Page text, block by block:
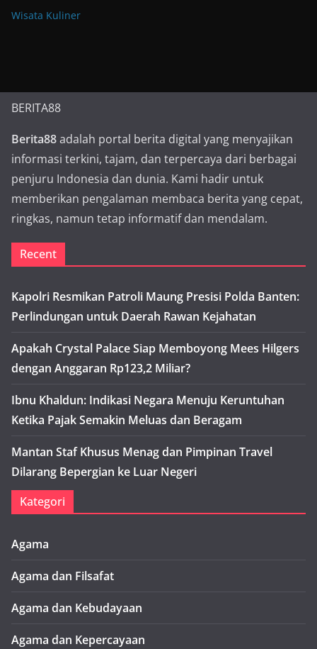
Wisata Kuliner
BERITA88
Berita88adalah portal berita digital yang menyajikan
informasi terkini, tajam, dan terpercaya dari berbagai
penjuru Indonesia dan dunia. Kami hadir untuk
memberikan pengalaman membaca berita yang cepat,
ringkas, namun tetap informatif dan mendalam.
Recent
Kapolri Resmikan Patroli Maung Presisi Polda Banten:
Perlindungan untuk Daerah Rawan Kejahatan
Apakah Crystal Palace Siap Memboyong Mees Hilgers
dengan Anggaran Rp123,2 Miliar?
Ibnu Khaldun: Indikasi Negara Menuju Keruntuhan
Ketika Pajak Semakin Meluas dan Beragam
Mantan Staf Khusus Menag dan Pimpinan Travel
Dilarang Bepergian ke Luar Negeri
Kategori
Agama
Agama dan Filsafat
Agama dan Kebudayaan
Agama dan Kepercayaan